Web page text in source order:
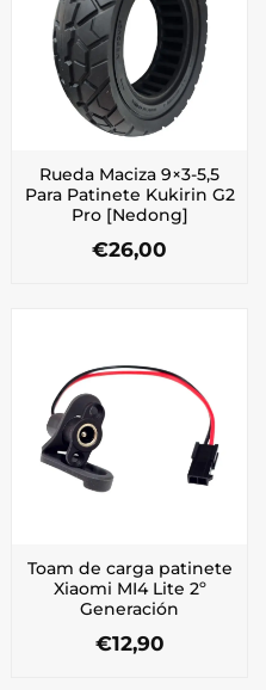
Rueda Maciza 9×3-5,5
Para Patinete Kukirin G2
Pro [Nedong]
€26,00
Toam de carga patinete
Xiaomi MI4 Lite 2º
Generación
€12,90